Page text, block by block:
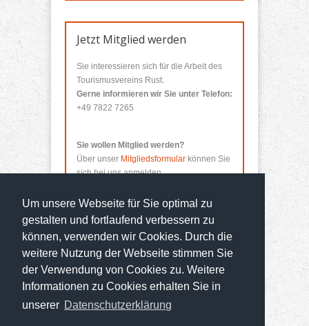
Um unsere Webseite für Sie optimal zu
gestalten und fortlaufend verbessern zu
können, verwenden wir Cookies. Durch die
weitere Nutzung der Webseite stimmen Sie
der Verwendung von Cookies zu. Weitere
Informationen zu Cookies erhalten Sie in
unserer Datenschutzerklärung
Jetzt Mitglied werden
Sie interessieren sich für die Arbeit des
Tourismusvereins Rust.
Gerne informieren wir Sie unter Telefon:
+49 7822 7265
Sie wollen Mitglied werden?
Über unser Mitgliedsformular können Sie
sich bei uns anmelden.
Entwickelt vonkreativo Media